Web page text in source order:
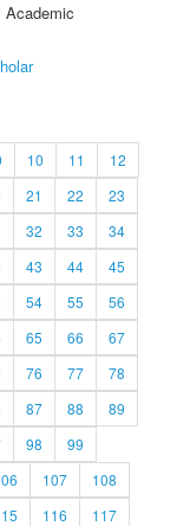
Academic
10 11
12
21 22
23
32 33
34
43 44
45
54 55
56
65 66
67
76 77
78
87 88
89
98
99
107
108
116
117